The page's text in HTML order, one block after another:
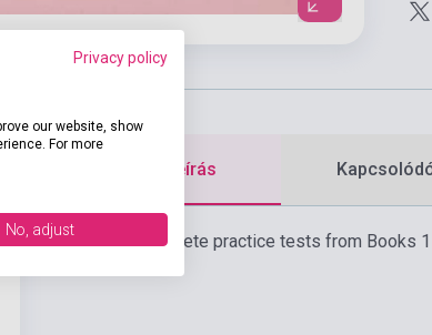
Részletes leírás
Contains eight complete practice tests from Books
Privacy policy
our website, show
For more
No, adjust